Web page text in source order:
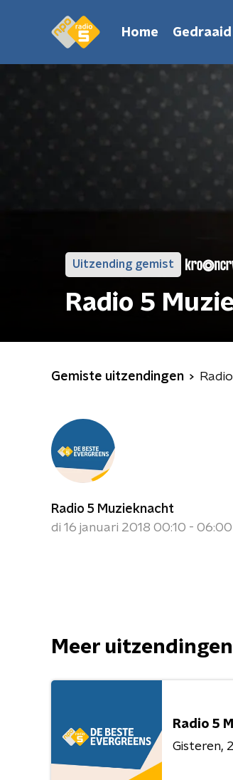
Home Gedraaid
Uitzending gemist
Radio 5
Gemiste uitzendingen
Radio 5 Muzieknacht
di 16 januari 2018 00:10 - 06:00
Meer uitzendingen
Radio 5
Gisteren